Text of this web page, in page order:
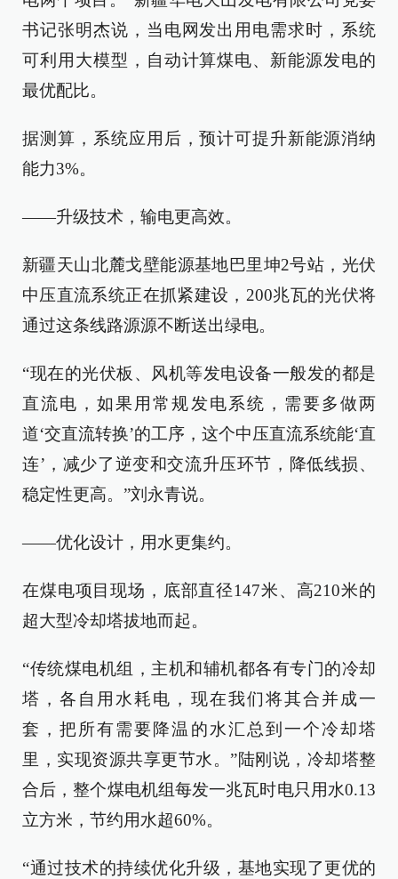
书记张明杰说，当电网发出用电需求时，系统
可利用大模型，自动计算煤电、新能源发电的
最优配比。
据测算，系统应用后，预计可提升新能源消纳
能力3%。
——升级技术，输电更高效。
新疆天山北麓戈壁能源基地巴里坤2号站，光伏
中压直流系统正在抓紧建设，200兆瓦的光伏将
通过这条线路源源不断送出绿电。
“现在的光伏板、风机等发电设备一般发的都是
直流电，如果用常规发电系统，需要多做两
道‘交直流转换’的工序，这个中压直流系统能‘直
连’，减少了逆变和交流升压环节，降低线损、
稳定性更高。”刘永青说。
——优化设计，用水更集约。
在煤电项目现场，底部直径147米、高210米的
超大型冷却塔拔地而起。
“传统煤电机组，主机和辅机都各有专门的冷却
塔，各自用水耗电，现在我们将其合并成一
套，把所有需要降温的水汇总到一个冷却塔
里，实现资源共享更节水。”陆刚说，冷却塔整
合后，整个煤电机组每发一兆瓦时电只用水0.13
立方米，节约用水超60%。
“通过技术的持续优化升级，基地实现了更优的